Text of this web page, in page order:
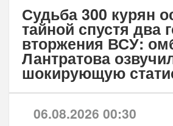
Судьба 300 курян
тайной спустя два
вторжения ВСУ:
Лантратова
шокирующую
06.08.2026 00:30